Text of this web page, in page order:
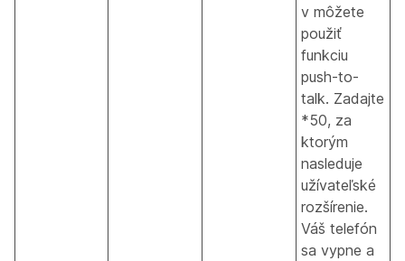
v môžete
použiť
funkciu
push-to-
talk. Zadajte
*50, za
ktorým
nasleduje
užívateľské
rozšírenie.
Váš telefón
sa vypne a